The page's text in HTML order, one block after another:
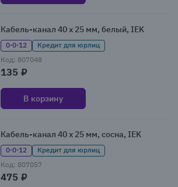
Кабель-канал 40 x 25 мм, белый, IEK
0·0·12
Кредит для юрлиц
Код: 807048
135 ₽
В корзину
Кабель-канал 40 x 25 мм, сосна, IEK
0·0·12
Кредит для юрлиц
Код: 807057
475 ₽